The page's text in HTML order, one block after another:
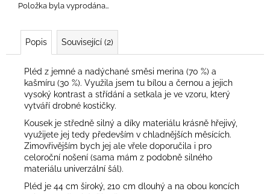
Položka byla vyprodána…
Popis Související (2)
Pléd z jemné a nadýchané směsi merina (70 %) a
kašmíru (30 %). Využila jsem tu bílou a černou a jejich
vysoký kontrast a střídání a setkala je ve vzoru, který
vytváří drobné kostičky.
Kousek je středně silný a díky materiálu krásně hřejivý,
využijete jej tedy především v chladnějších měsících.
Zimovřivějším bych jej ale vřele doporučila i pro
celoroční nošení (sama mám z podobně silného
materiálu univerzální šál).
Pléd je 44 cm široký, 210 cm dlouhý a na obou koncích